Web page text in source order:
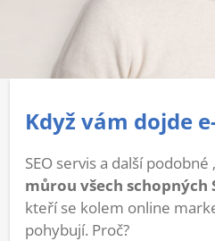
Když vám dojde
SEO servis a další podobné
můrou všech schopných
kteří se kolem online
pohybují. Proč?